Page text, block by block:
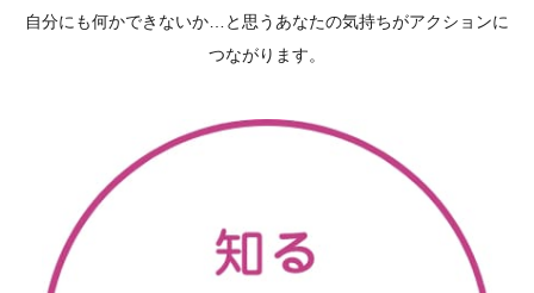
自分にも何かできないか…と思うあなたの気持ちがアクションに
つながります。